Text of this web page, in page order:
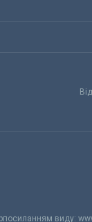
виду: